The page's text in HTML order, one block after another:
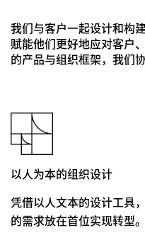
我们与客户一起设计和构
赋能他们更好地应对客户
的产品与组织框架，我们
以人为本的组织设计
凭借以人文本的设计工具
的需求放在首位实现转型。